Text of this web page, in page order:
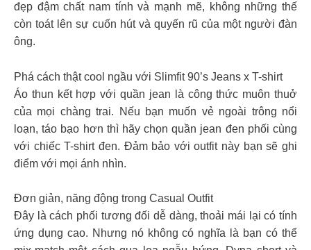
đẹp đậm chất nam tính và mạnh mẽ, không những thế
còn toát lên sự cuốn hút và quyến rũ của một người đàn
ông.
Phá cách thật cool ngầu với Slimfit 90’s Jeans x T-shirt
Áo thun kết hợp với quần jean là công thức muôn thuở
của mọi chàng trai. Nếu bạn muốn vẻ ngoài trông nổi
loạn, táo bạo hơn thì hãy chọn quần jean đen phối cùng
với chiếc T-shirt đen. Đảm bảo với outfit này bạn sẽ ghi
điểm với mọi ánh nhìn.
Đơn giản, năng động trong Casual Outfit
Đây là cách phối tương đối dễ dàng, thoải mái lại có tính
ứng dụng cao. Nhưng nó không có nghĩa là bạn có thể